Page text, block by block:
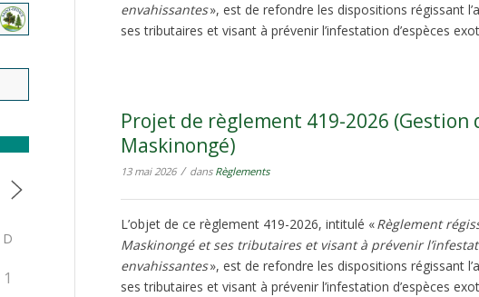
envahissantes», est de refondre les dispositions régissant
ses tributaires et visant à prévenir l’infestation d’espèces
Projet de règlement 419-2026 (Gestion
Maskinongé)
13 mai 2026 / dans Règlements
L’objet de ce règlement 419-2026, intitulé «Règlement
Maskinongé et ses tributaires et visant à prévenir
envahissantes», est de refondre les dispositions régissant
ses tributaires et visant à prévenir l’infestation d’espèces
D
1